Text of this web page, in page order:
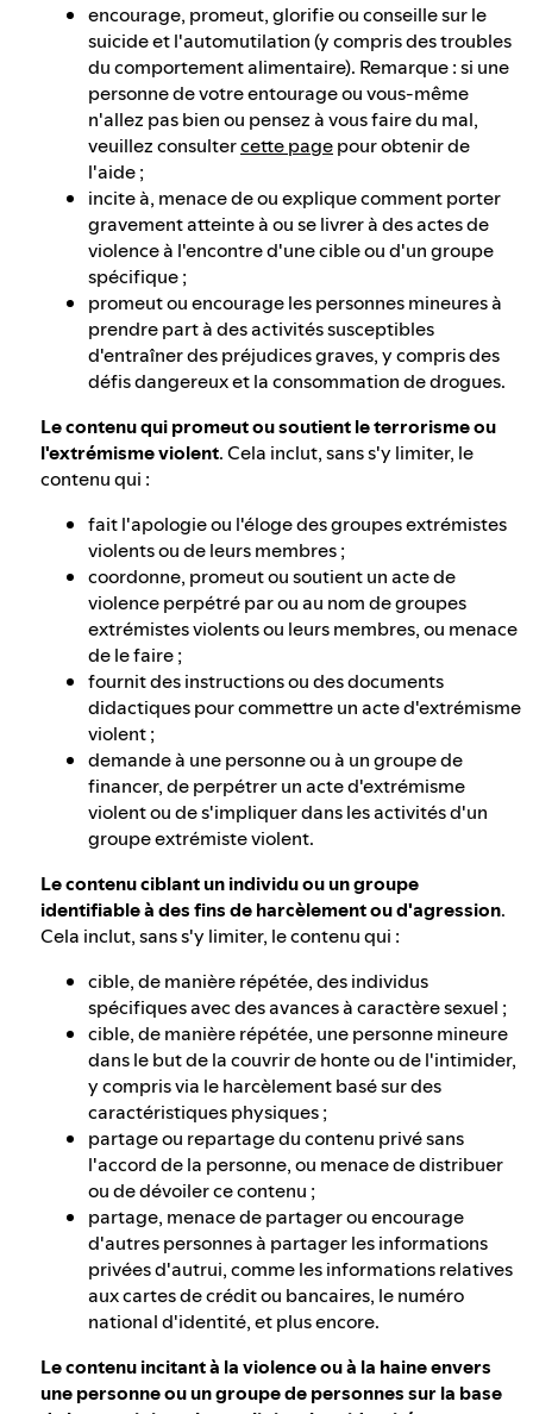
encourage, promeut, glorifie ou conseille sur le
suicide et l'automutilation (y compris des troubles
du comportement alimentaire). Remarque : si une
personne de votre entourage ou vous-même
n'allez pas bien ou pensez à vous faire du mal,
veuillez consultercette pagepour obtenir de
l'aide ;
incite à, menace de ou explique comment porter
gravement atteinte à ou se livrer à des actes de
violence à l'encontre d'une cible ou d'un groupe
spécifique ;
promeut ou encourage les personnes mineures à
prendre part à des activités susceptibles
d'entraîner des préjudices graves, y compris des
défis dangereux et la consommation de drogues.
Le contenu qui promeut ou soutient le terrorisme ou
l'extrémisme violent. Cela inclut, sans s'y limiter, le
contenu qui :
fait l'apologie ou l'éloge des groupes extrémistes
violents ou de leurs membres ;
coordonne, promeut ou soutient un acte de
violence perpétré par ou au nom de groupes
extrémistes violents ou leurs membres, ou menace
de le faire ;
fournit des instructions ou des documents
didactiques pour commettre un acte d'extrémisme
violent ;
demande à une personne ou à un groupe de
financer, de perpétrer un acte d'extrémisme
violent ou de s'impliquer dans les activités d'un
groupe extrémiste violent.
Le contenu ciblant un individu ou un groupe
identifiable à des fins de harcèlement ou d'agression.
Cela inclut, sans s'y limiter, le contenu qui :
cible, de manière répétée, des individus
spécifiques avec des avances à caractère sexuel ;
cible, de manière répétée, une personne mineure
dans le but de la couvrir de honte ou de l'intimider,
y compris via le harcèlement basé sur des
caractéristiques physiques ;
partage ou repartage du contenu privé sans
l'accord de la personne, ou menace de distribuer
ou de dévoiler ce contenu ;
partage, menace de partager ou encourage
d'autres personnes à partager les informations
privées d'autrui, comme les informations relatives
aux cartes de crédit ou bancaires, le numéro
national d'identité, et plus encore.
Le contenu incitant à la violence ou à la haine envers
une personne ou un groupe de personnes sur la base